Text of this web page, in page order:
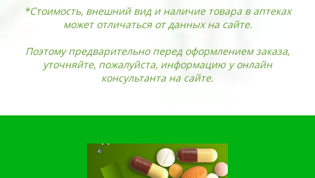
*Стоимость, внешний вид и наличие товара в аптеках
может отличаться от данных на сайте.
Поэтому предварительно перед оформлением заказа,
уточняйте, пожалуйста, информацию у онлайн
консультанта на сайте.